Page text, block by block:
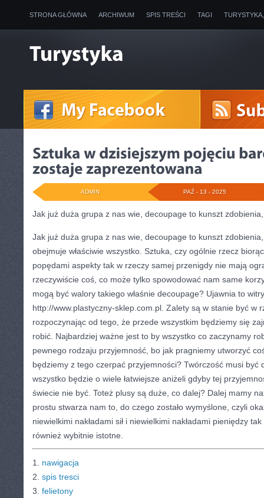
STRONA GŁÓWNA ARCHIWUM SPIS TREŚCI TAGI
PAŹ - 13 - 2025
ADMIN
Jak już duża grupa z nas wie, decoupage to kunszt
Jak już duża grupa z nas wie, decoupage to kunszt
obejmuje właściwie wszystko. Sztuka, czy ogólnie rzecz
popędami aspekty tak w rzeczy samej przenigdy nie mają
rzeczywiście coś, co może tylko spowodować nam same
mogą być walory takiego właśnie decoupage? Ujawnia to
http://www.plastyczny-sklep.com.pl. Zalety są w stanie być w
rozpoczynając od tego, że przede wszystkim będziemy się
robić. Najbardziej ważne jest to by wszystko co zaczynamy
pewnego rodzaju przyjemność, bo jak pragniemy utworzyć
będziemy z tego czerpać przyjemności? Twórczość musi być
wszystko będzie o wiele łatwiejsze aniżeli gdyby tej
świecie nie być. Toteż plusy są duże, co dalej? Dalej mamy
prostu stwarza nam to, do czego zostało wymyślone, czyli
niewielkimi nakładami sił i niewielkimi nakładami pieniędzy
również wybitnie istotne.
1. nawigacja
2. spis tresci
3. felietony